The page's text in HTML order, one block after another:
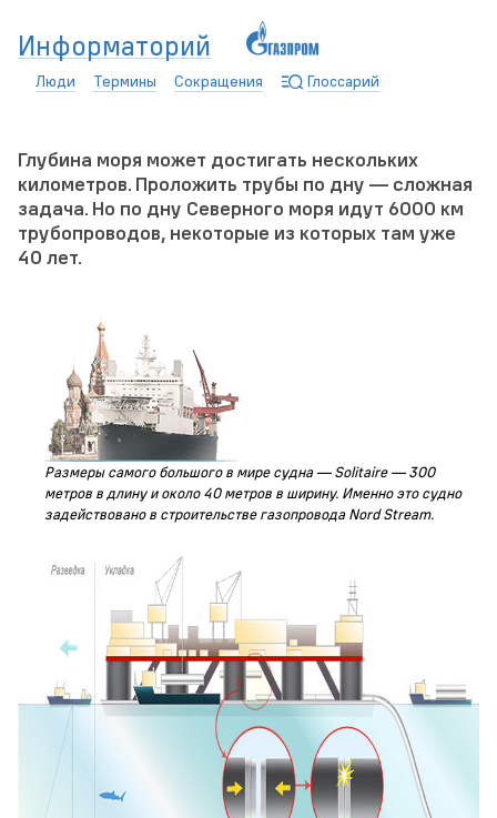
Информаторий
Люди Термины Сокращения Глоссарий
Глубина моря может достигать нескольких
километров. Проложить трубы по дну — сложная
задача. Но по дну Северного моря идут 6000 км
трубопроводов, некоторые из которых там уже
40 лет.
Размеры самого большого в мире судна — Solitaire — 300
метров в длину и около 40 метров в ширину. Именно это судно
задействовано в строительстве газопровода Nord Stream.